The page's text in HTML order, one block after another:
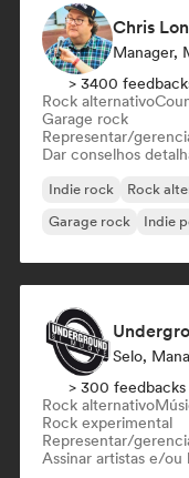
Chris
Manager,
> 3400
Rock alternativo
Garage rock
Representar/
Dar conselhos
Indie rock Rock
Garage rock
Indie
Selo,
> 300 feedbacks
Rock alternativo
Rock experimental
Representar/
Assinar artistas e/ou